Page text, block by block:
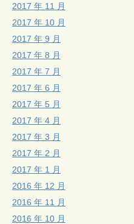
2017 年 11 月
2017 年 10 月
2017 年 9 月
2017 年 8 月
2017 年 7 月
2017 年 6 月
2017 年 5 月
2017 年 4 月
2017 年 3 月
2017 年 2 月
2017 年 1 月
2016 年 12 月
2016 年 11 月
2016 年 10 月